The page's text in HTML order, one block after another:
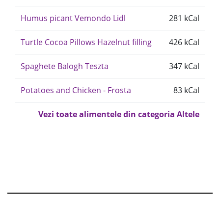
Humus picant Vemondo Lidl 281 kCal
Turtle Cocoa Pillows Hazelnut filling 426 kCal
Spaghete Balogh Teszta 347 kCal
Potatoes and Chicken - Frosta 83 kCal
Vezi toate alimentele din categoria Altele